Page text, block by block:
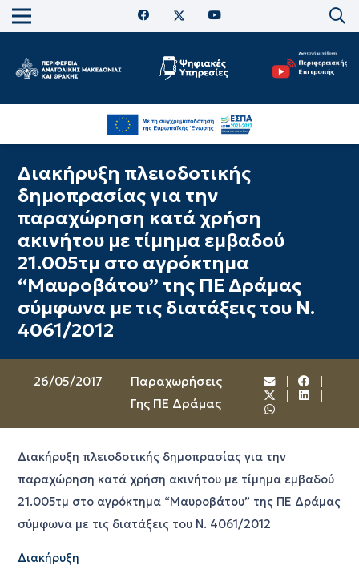
Διακήρυξη πλειοδοτικής
δημοπρασίας για την
παραχώρηση κατά χρήση
ακινήτου με τίμημα εμβαδού
21.005τμ στο αγρόκτημα
“Μαυροβάτου” της ΠΕ Δράμας
σύμφωνα με τις διατάξεις του Ν.
4061/2012
26/05/2017
Παραχωρήσεις
Γης ΠΕ Δράμας
Διακήρυξη πλειοδοτικής δημοπρασίας για την
παραχώρηση κατά χρήση ακινήτου με τίμημα εμβαδού
21.005τμ στο αγρόκτημα “Μαυροβάτου” της ΠΕ Δράμας
σύμφωνα με τις διατάξεις του Ν. 4061/2012
Διακήρυξη